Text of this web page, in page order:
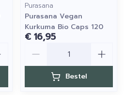
Purasana
Purasana Vegan
Kurkuma Bio Caps 120
€ 16,95
Bestel